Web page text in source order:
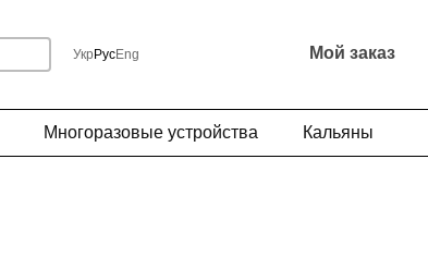
Укр РусEng Мой заказ
Многоразовые устройства Кальяны